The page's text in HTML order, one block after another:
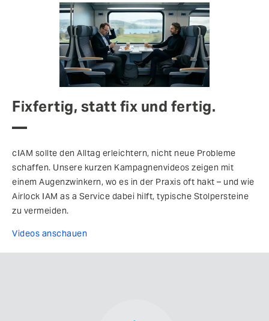
Fixfertig, statt fix und fertig.
cIAM sollte den Alltag erleichtern, nicht neue Probleme
schaffen. Unsere kurzen Kampagnenvideos zeigen mit
einem Augenzwinkern, wo es in der Praxis oft hakt – und wie
Airlock IAM as a Service dabei hilft, typische Stolpersteine
zu vermeiden.
Videos anschauen